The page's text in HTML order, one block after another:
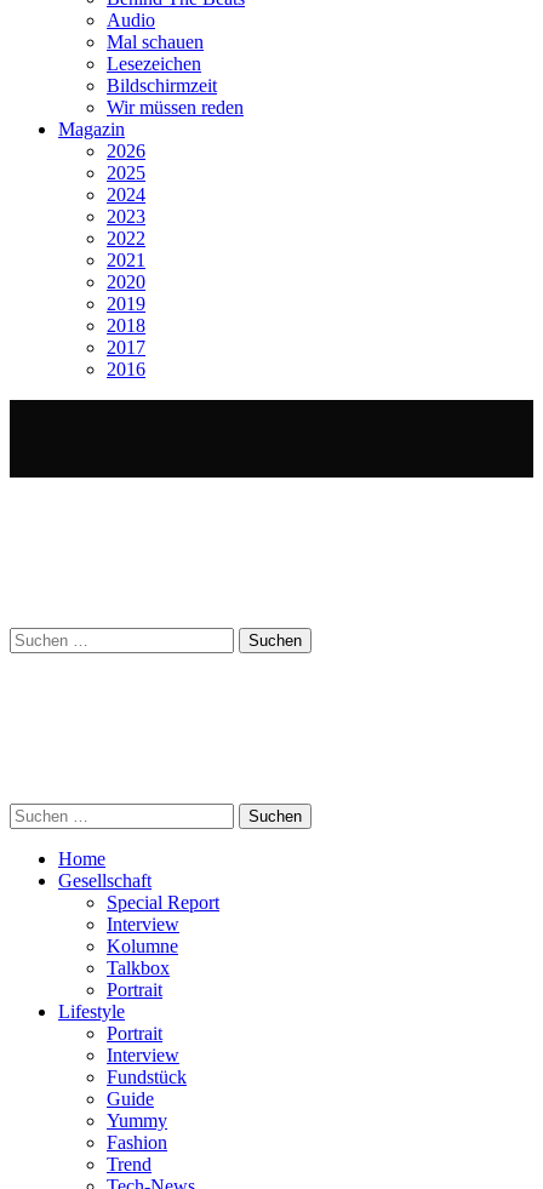
Audio
Mal schauen
Lesezeichen
Bildschirmzeit
Wir müssen reden
Magazin
2026
2025
2024
2023
2022
2021
2020
2019
2018
2017
2016
Suchen
nach:
Suchen
nach:
Home
Gesellschaft
Special Report
Interview
Kolumne
Talkbox
Portrait
Lifestyle
Portrait
Interview
Fundstück
Guide
Yummy
Fashion
Trend